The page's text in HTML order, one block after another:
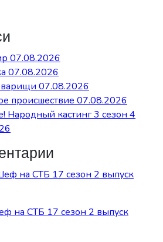
07.08.2026
07.08.2026
07.08.2026
происшествие 07.08.2026
Народный кастинг 3 сезон 4
на СТБ 17 сезон 2 выпуск
на СТБ 17 сезон 2 выпуск